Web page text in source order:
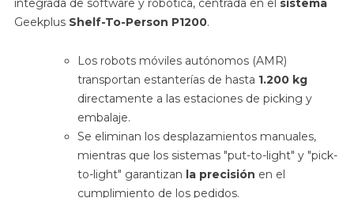
integrada de software y robótica, centrada en el sistema
Geekplus Shelf-To-Person P1200.
Los robots móviles autónomos (AMR)
transportan estanterías de hasta 1.200 kg
directamente a las estaciones de picking y
embalaje.
Se eliminan los desplazamientos manuales,
mientras que los sistemas "put-to-light" y "pick-
to-light" garantizan la precisión en el
cumplimiento de los pedidos.